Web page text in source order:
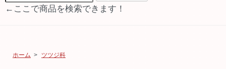
←ここで商品を検索できます！
ホーム > ツツジ科